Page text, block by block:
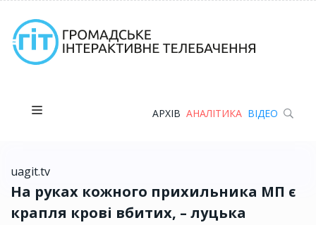
АРХІВ АНАЛІТИКА ВІДЕО
uagit.tv
На руках кожного прихильника МП є
крапля крові вбитих, – луцька